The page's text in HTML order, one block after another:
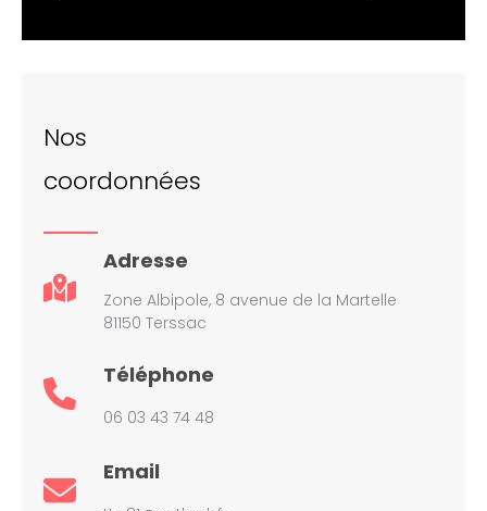
Nos
coordonnées
Adresse
Zone Albipole, 8 avenue de la Martelle
81150 Terssac
Téléphone
06 03 43 74 48
Email